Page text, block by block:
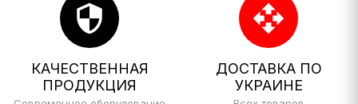
security
КАЧЕСТВЕННАЯ
ПРОДУКЦИЯ
open_with
ДОСТАВКА ПО
УКРАИНЕ